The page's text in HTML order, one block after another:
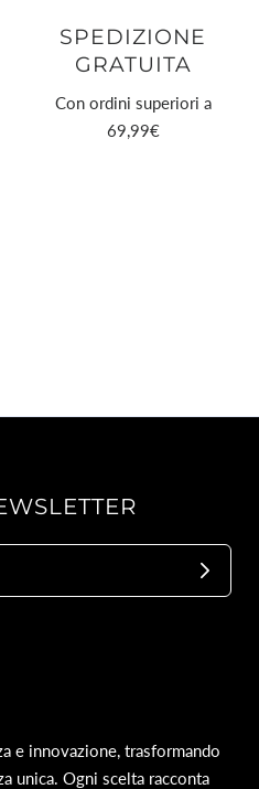
SPEDIZIONE
GRATUITA
Con ordini superiori a
69,99€
e innovazione, trasformando
unica. Ogni scelta racconta